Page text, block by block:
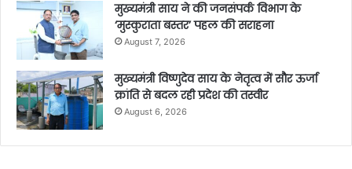
मुख्यमंत्री साय ने की जनसंपर्क विभाग के
‘मुस्कुराता बस्तर’ पहल की सराहना
August 7, 2026
मुख्यमंत्री विष्णुदेव साय के नेतृत्व में सौर ऊर्जा
क्रांति से बदल रही प्रदेश की तस्वीर
August 6, 2026